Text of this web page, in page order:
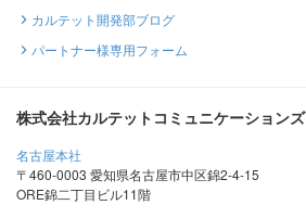
カルテット開発部ブログ
パートナー様専用フォーム
株式会社カルテットコミュニケーションズ
名古屋本社
〒460-0003 愛知県名古屋市中区錦2-4-15
ORE錦二丁目ビル11階